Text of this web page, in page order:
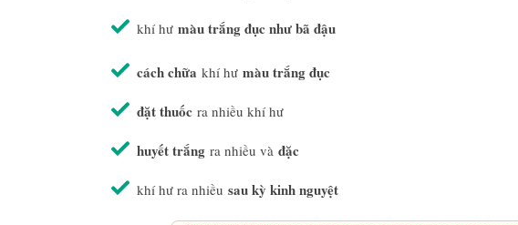
khí hư màu trắng đục như bã đậu
cách chữa khí hư màu trắng đục
đặt thuốc ra nhiều khí hư
huyết trắng ra nhiều và đặc
khí hư ra nhiều sau kỳ kinh nguyệt